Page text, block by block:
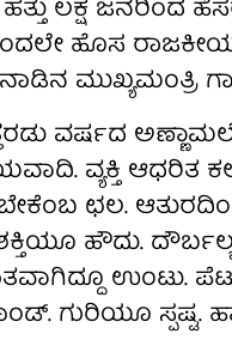
ಲಕ್ಷ ಜನರಿಂದ
ಹೊಸ ರಾಜಕೀಯ
ಮುಖ್ಯಮಂತ್ರಿ
ವರ್ಷದ
ವ್ಯಕ್ತಿ ಆಧರಿತ
ಛಲ. ಆತುರದಿಂದ
ಹೌದು.
ಉಂಟು.
ಗುರಿಯೂ ಸ್ಪಷ್ಟ.